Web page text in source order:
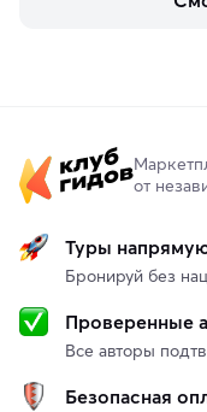
включить в
от
Туры
Бронируй без
Проверенные
Все авторы
Безопасная